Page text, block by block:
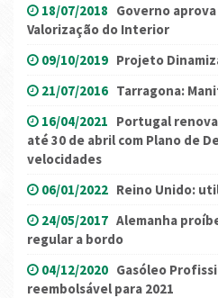
18/07/2018 Governo
Valorização do Interior
09/10/2019 Projeto
21/07/2016 Tarragona:
16/04/2021 Portugal
até 30 de abril com Plano de
velocidades
06/01/2022 Reino Unido:
24/05/2017 Alemanha
regular a bordo
04/12/2020 Gasóleo
reembolsável para 2021